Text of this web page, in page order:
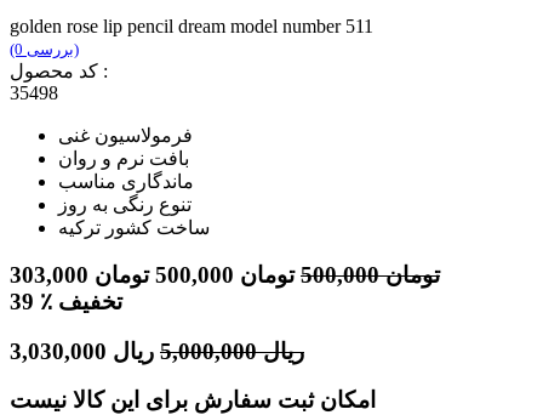
golden rose lip pencil dream model number 511
(0 بررسی)
کد محصول :
35498
فرمولاسیون غنی
بافت نرم و روان
ماندگاری مناسب
تنوع رنگی به روز
ساخت کشور ترکیه
303,000 تومان 500,000تومان 500,000 تومان
39
٪ تخفیف
3,030,000 ریال 5,000,000 ریال
امکان ثبت سفارش برای این کالا نیست